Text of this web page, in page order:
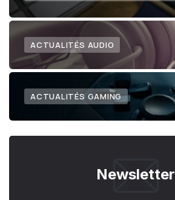
ACTUALITÉS AUDIO
ACTUALITÉS GAMING
Newsletter